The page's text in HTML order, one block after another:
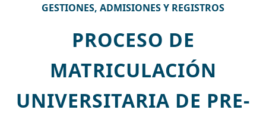
GESTIONES, ADMISIONES Y REGISTROS
PROCESO DE
MATRICULACIÓN
UNIVERSITARIA DE PRE-